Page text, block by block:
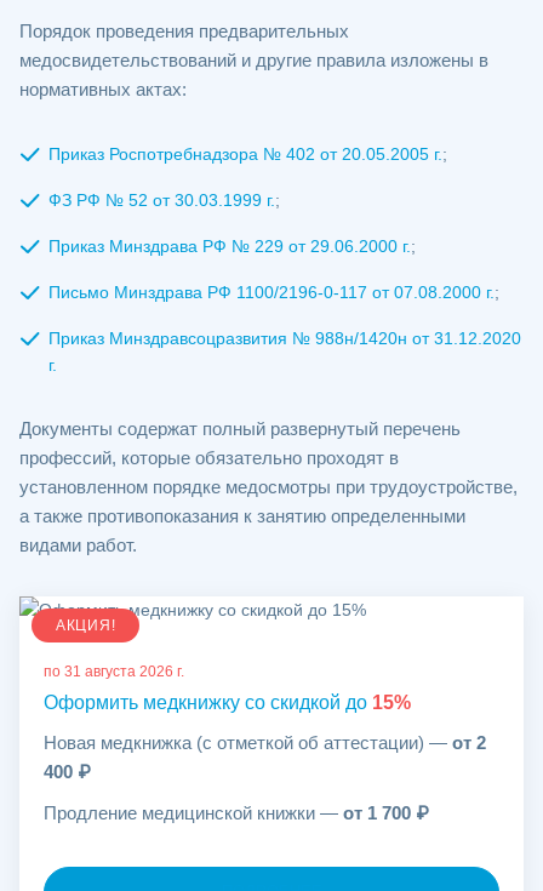
Порядок проведения предварительных
медосвидетельствований и другие правила изложены в
нормативных актах:
Приказ Роспотребнадзора № 402 от 20.05.2005 г.;
ФЗ РФ № 52 от 30.03.1999 г.;
Приказ Минздрава РФ № 229 от 29.06.2000 г.;
Письмо Минздрава РФ 1100/2196-0-117 от 07.08.2000 г.;
Приказ Минздравсоцразвития № 988н/1420н от 31.12.2020
г.
Документы содержат полный развернутый перечень
профессий, которые обязательно проходят в
установленном порядке медосмотры при трудоустройстве,
а также противопоказания к занятию определенными
видами работ.
АКЦИЯ!
по 31 августа 2026 г.
Оформить медкнижку со скидкой до 15%
Новая медкнижка (с отметкой об аттестации) — от 2
400 ₽
Продление медицинской книжки — от 1 700 ₽